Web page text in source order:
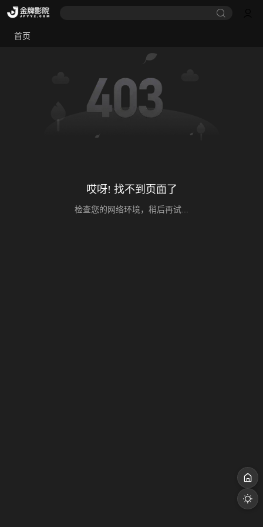
首页
哎呀! 找不到页面了
检查您的网络环境，稍后再试...